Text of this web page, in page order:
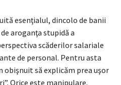
esenţialul, dincolo de banii
aroganţa stupidă a
scăderilor salariale
de personal. Pentru asta
obişnuit să explicăm prea uşor
Orice este manipulare.